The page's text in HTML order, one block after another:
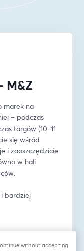
M&Z
marek na
– podczas
targów (10–11
się wśród
i zaoszczędzicie
w hali
bardziej
without accepting